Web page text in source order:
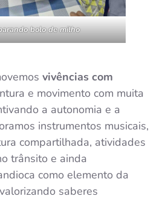
bolo de milho
vivências com
e movimento com muita
a autonomia e a
instrumentos musicais,
compartilhada, atividades
trânsito e ainda
como elemento da
saberes